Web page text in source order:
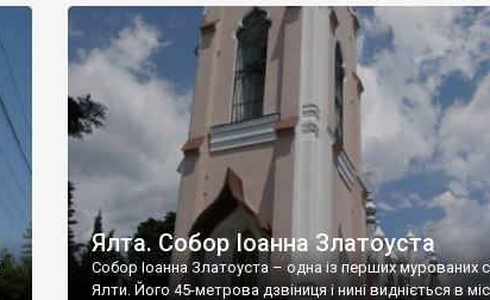
Ялта. Собор Іоанна Златоуста
Собор Іоанна Златоуста – одна із перших мурованих
Ялти. Його 45-метрова дзвіниця і нині видніється в